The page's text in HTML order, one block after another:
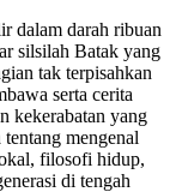
dalam darah ribuan
silsilah Batak yang
tak terpisahkan
serta cerita
kekerabatan yang
mengenal
filosofi hidup,
di tengah